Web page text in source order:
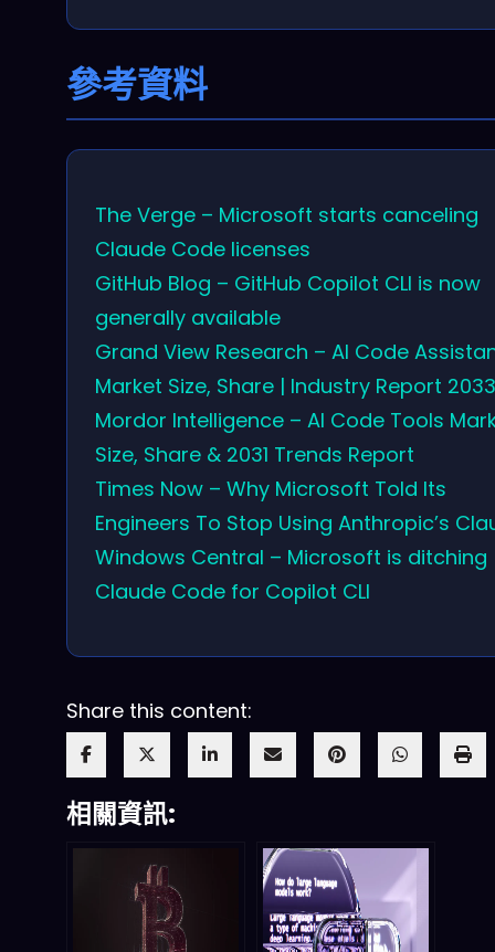
參考資料
The Verge – Microsoft starts canceling
Claude Code licenses
GitHub Blog – GitHub Copilot CLI is now
generally available
Grand View Research – AI Code
Market Size, Share | Industry Report 2033
Mordor Intelligence – AI Code Tools
Size, Share & 2031 Trends Report
Times Now – Why Microsoft Told Its
Engineers To Stop Using Anthropic’s
Windows Central – Microsoft is ditching
Claude Code for Copilot CLI
Share this content:
相關資訊: